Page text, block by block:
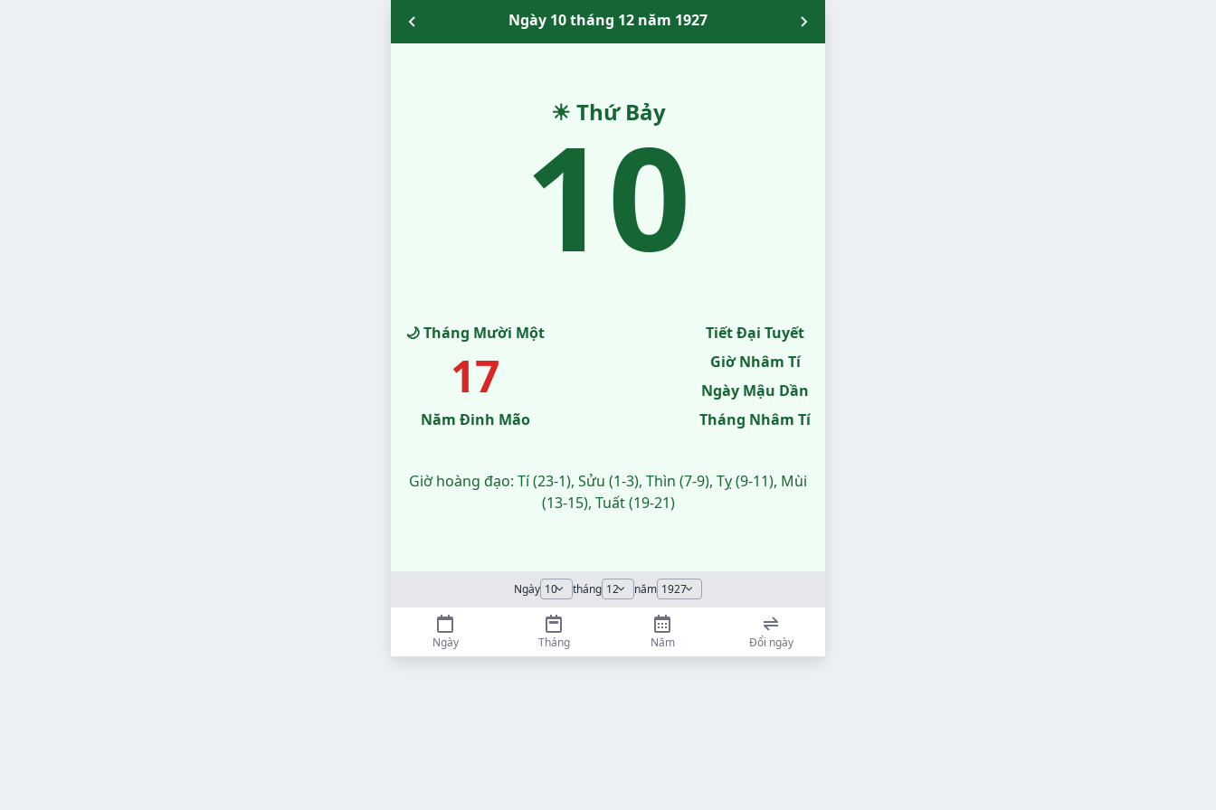
Ngày 10 tháng 12 năm 1927
☀ Thứ Bảy
10
🌙 Tháng Mười Một
17
Năm Đinh Mão
Tiết Đại Tuyết
Giờ Nhâm Tí
Ngày Mậu Dần
Tháng Nhâm Tí
Giờ hoàng đạo: Tí (23-1), Sửu (1-3), Thìn (7-9), Tỵ (9-11), Mùi
(13-15), Tuất (19-21)
Ngày tháng năm
Ngày Tháng Năm Đổi ngày